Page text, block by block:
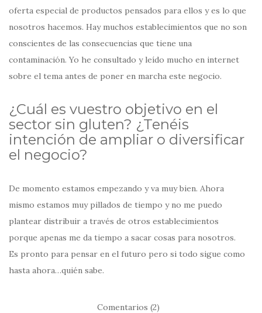
oferta especial de productos pensados para ellos y es lo que
nosotros hacemos. Hay muchos establecimientos que no son
conscientes de las consecuencias que tiene una
contaminación. Yo he consultado y leído mucho en internet
sobre el tema antes de poner en marcha este negocio.
¿Cuál es vuestro objetivo en el
sector sin gluten? ¿Tenéis
intención de ampliar o diversificar
el negocio?
De momento estamos empezando y va muy bien. Ahora
mismo estamos muy pillados de tiempo y no me puedo
plantear distribuir a través de otros establecimientos
porque apenas me da tiempo a sacar cosas para nosotros.
Es pronto para pensar en el futuro pero si todo sigue como
hasta ahora…quién sabe.
Comentarios (2)